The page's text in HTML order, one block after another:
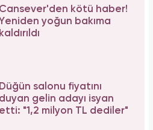
ediyor: Mimar Sinan'ın
5 dahice yöntem!